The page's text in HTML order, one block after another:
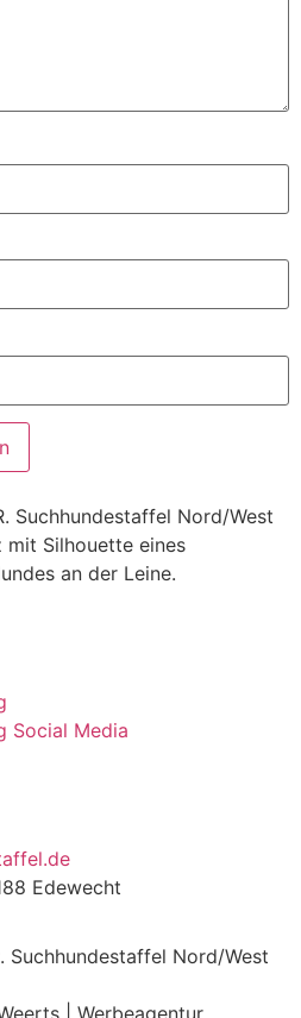
Social Media
Edewecht
Nord/West
| Werbeagentur